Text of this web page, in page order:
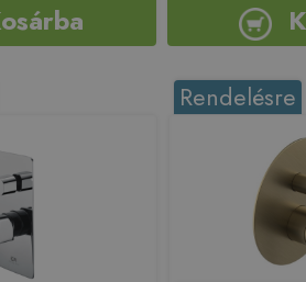
Rendelésre